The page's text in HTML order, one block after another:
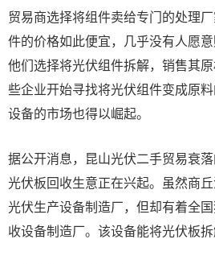
贸易商选择将组件卖给专门的处理
件的价格如此便宜，几乎没有人愿意
他们选择将光伏组件拆解，销售其
些企业开始寻找将光伏组件变成原
设备的市场也得以崛起。
据公开消息，昆山光伏二手贸易衰落
光伏板回收生意正在兴起。虽然商
光伏生产设备制造厂，但却有着全
收设备制造厂。该设备能将光伏板拆